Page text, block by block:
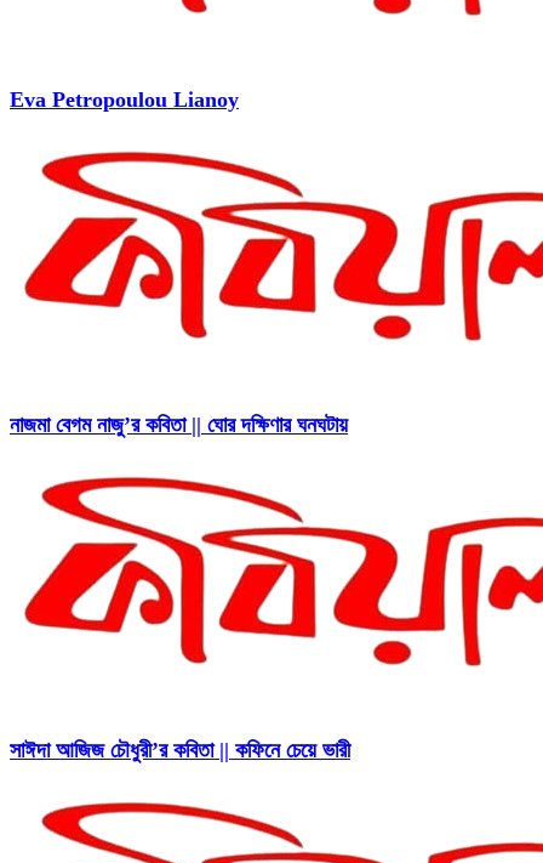
Eva Petropoulou Lianoy
নাজমা বেগম নাজু’র কবিতা || ঘোর দক্ষিণার ঘনঘটায়
সাঈদা আজিজ চৌধুরী’র কবিতা || কফিনে চেয়ে ভারী